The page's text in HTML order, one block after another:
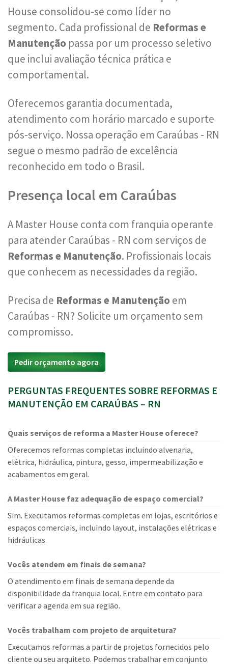
House consolidou-se como líder no
segmento. Cada profissional de Reformas e
Manutenção passa por um processo seletivo
que inclui avaliação técnica prática e
comportamental.
Oferecemos garantia documentada,
atendimento com horário marcado e suporte
pós-serviço. Nossa operação em Caraúbas - RN
segue o mesmo padrão de excelência
reconhecido em todo o Brasil.
Presença local em Caraúbas
A Master House conta com franquia operante
para atender Caraúbas - RN com serviços de
Reformas e Manutenção. Profissionais locais
que conhecem as necessidades da região.
Precisa de Reformas e Manutenção em
Caraúbas - RN? Solicite um orçamento sem
compromisso.
Pedir orçamento agora
PERGUNTAS FREQUENTES SOBRE REFORMAS E
MANUTENÇÃO EM CARAÚBAS – RN
Quais serviços de reforma a Master House oferece?
Oferecemos reformas completas incluindo alvenaria,
elétrica, hidráulica, pintura, gesso, impermeabilização e
acabamentos em geral.
A Master House faz adequação de espaço comercial?
Sim. Executamos reformas completas em lojas, escritórios e
espaços comerciais, incluindo layout, instalações elétricas e
hidráulicas.
Vocês atendem em finais de semana?
O atendimento em finais de semana depende da
disponibilidade da franquia local. Entre em contato para
verificar a agenda em sua região.
Vocês trabalham com projeto de arquitetura?
Executamos reformas a partir de projetos fornecidos pelo
cliente ou seu arquiteto. Podemos trabalhar em conjunto